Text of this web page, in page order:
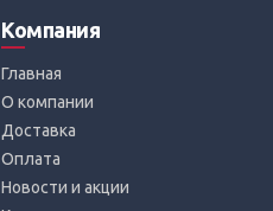
Компания
Главная
О компании
Доставка
Оплата
Новости и акции